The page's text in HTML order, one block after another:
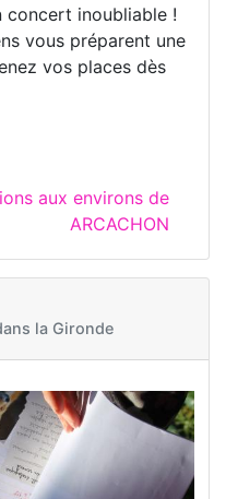
concert inoubliable !
vous préparent une
vos places dès
aux environs de
ARCACHON
la Gironde